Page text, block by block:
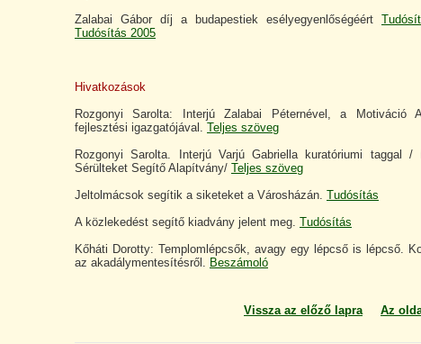
Zalabai Gábor díj a budapestiek esélyegyenlőségéért
Tudósítás 2005
Hivatkozások
Rozgonyi Sarolta: Interjú Zalabai Péternével, a Motiváció
fejlesztési igazgatójával. Teljes szöveg
Rozgonyi Sarolta. Interjú Varjú Gabriella kuratóriumi taggal /
Sérülteket Segítő Alapítvány/ Teljes szöveg
Jeltolmácsok segítik a siketeket a Városházán. Tudósítás
A közlekedést segítő kiadvány jelent meg. Tudósítás
Kőháti Dorotty: Templomlépcsők, avagy egy lépcső is lépcső.
az akadálymentesítésről. Beszámoló
Vissza az előző lapra Az